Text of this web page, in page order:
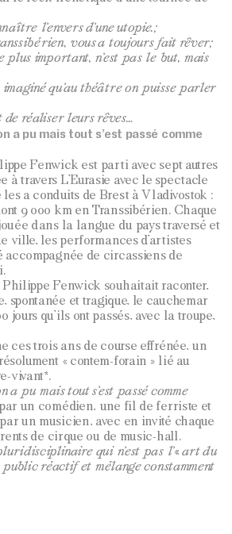
l’envers d’une utopie.;
vous a toujours fait rêver;
plus important, n’est pas le but, mais
imaginé qu’au théâtre on puisse parler
réaliser leurs rêves…
a pu mais tout s’est passé comme
Fenwick est parti avec sept autres
à travers L’Eurasie avec le spectacle
les a conduits de Brest à Vladivostok :
9 000 km en Transsibérien. Chaque
dans la langue du pays traversé et
ville, les performances d’artistes
accompagnée de circassiens de
Fenwick souhaitait raconter,
spontanée et tragique, le cauchemar
jours qu’ils ont passés, avec la troupe,
ces trois ans de course effrénée, un
« contem-forain » lié au
vivant*.
a pu mais tout s’est passé comme
un comédien, une fil de ferriste et
un musicien, avec en invité chaque
de cirque ou de music-hall.
qui n’est pas l’« art du
réactif et mélange constamment